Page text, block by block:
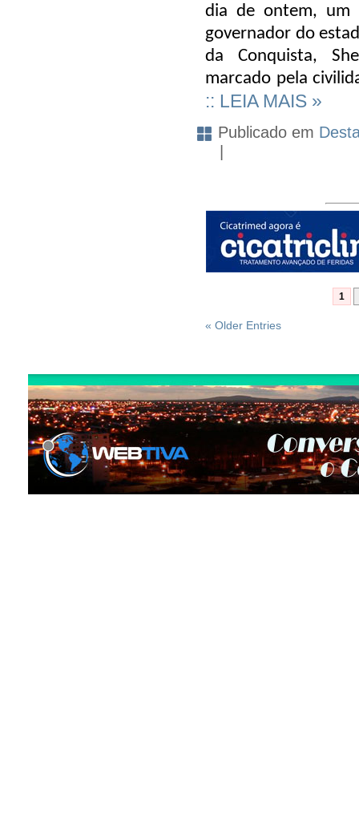
dia de ontem, um
governador do
da Conquista,
marcado pela
:: LEIA MAIS »
Publicado em
1
« Older Entries